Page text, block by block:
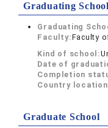
Graduating School
Graduating
Faculty:Faculty
Kind of school:
Date of
Completion
Country
Graduate School